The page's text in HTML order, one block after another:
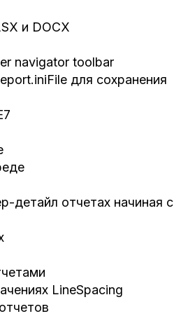
и DOCX
navigator toolbar
для сохранения
детайл отчетах начиная с
LineSpacing